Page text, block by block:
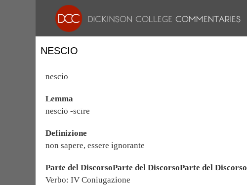
NESCIO
nescio
Lemma
nesciō -scīre
Definizione
non sapere, essere ignorante
Parte del DiscorsoParte del DiscorsoParte del Discorso
Verbo: IV Coniugazione